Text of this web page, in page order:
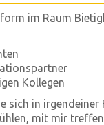
im Raum
Kollegen
sich in irgendeiner
mit mir